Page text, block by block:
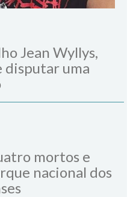
Jean Wyllys,
disputar uma
mortos e
nacional dos